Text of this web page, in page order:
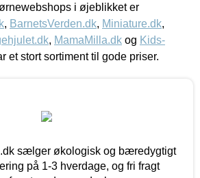
i øjeblikket er
, BarnetsVerden.dk, Miniature.dk,
, MamaMilla.dk og Kids-
et stort sortiment til gode priser.
sælger økologisk og bæredygtigt
på 1-3 hverdage, og fri fragt